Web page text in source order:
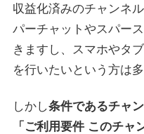
収益化済みのチャンネ
パーチャットやスパー
きますし、スマホやタ
を行いたいという方は
しかし条件であるチャ
「ご利用要件 このチ